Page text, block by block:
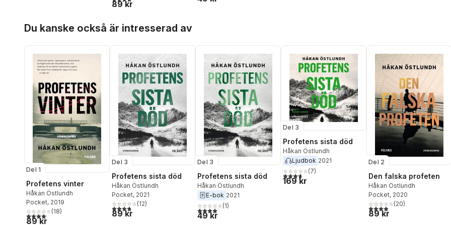
89 kr
Du kanske också är intresserad av
Del 1
Profetens vinter
Håkan Östlundh
Pocket, 2019
4,1utav 5 stjärnor. Totalt antal röster:
(18)
89 kr
Del 3
Profetens sista död
Håkan Östlundh
Pocket, 2021
3,8utav 5 stjärnor. Totalt antal röster:
(12)
89 kr
Del 3
Profetens sista död
Håkan Östlundh
E-bok 2021
4,0utav 5 stjärnor. Totalt antal röster:
(1)
49 kr
Del 3
Profetens sista död
Håkan Östlundh
Ljudbok 2021
3,7utav 5 stjärnor. Totalt antal röster:
(7)
169 kr
Del 2
Den falska profeten
Håkan Östlundh
Pocket, 2020
3,9utav 5 stjärnor. Totalt
(20)
89 kr